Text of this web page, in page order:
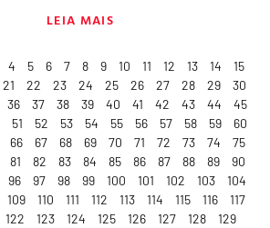
LEIA MAIS
4 5 6 7 8 9 10 11 12 13 14
15
21 22 23 24 25 26 27 28 29
30
36 37 38 39 40 41 42 43 44
45
51 52 53 54 55 56 57 58 59
60
66 67 68 69 70 71 72 73 74
75
81 82 83 84 85 86 87 88 89
90
96 97 98 99 100 101 102 103
104
109 110 111 112 113 114 115 116
117
122 123 124 125 126 127 128
129